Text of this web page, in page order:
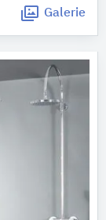
Galerie